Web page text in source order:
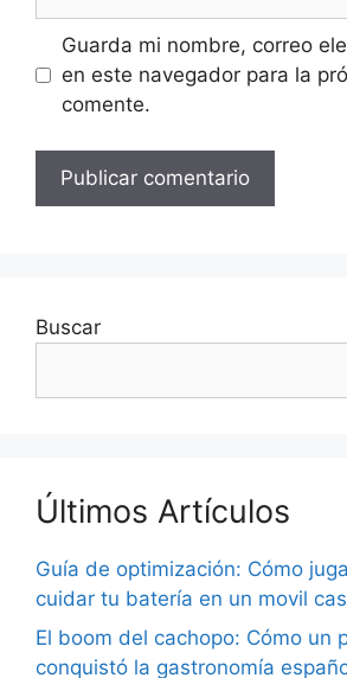
Guarda mi nombre, correo
en este navegador para la
comente.
Buscar
Últimos Artículos
Guía de optimización: Cómo
cuidar tu batería en un movil
El boom del cachopo: Cómo un
conquistó la gastronomía